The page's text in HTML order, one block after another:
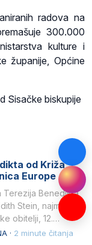
radova na
300.000
kulture i
županije, Općine
Sisačke biskupije
od Križa
Europe
Terezija Benedikta
Stein, najmlađe,
obitelji, 12.
· 2 minute čitanja